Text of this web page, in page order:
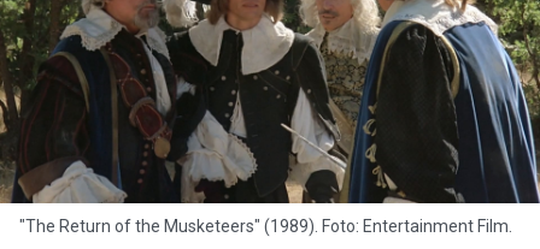
"The Return of the Musketeers" (1989). Foto: Entertainment Film.